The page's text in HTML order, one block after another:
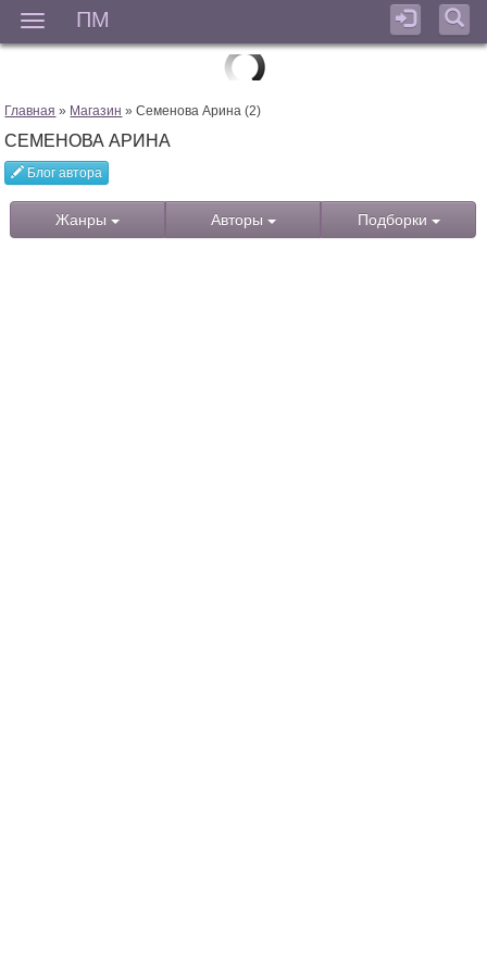
ПМ
Главная » Магазин » Семенова Арина (2)
СЕМЕНОВА АРИНА
Блог автора
Жанры Авторы Подборки